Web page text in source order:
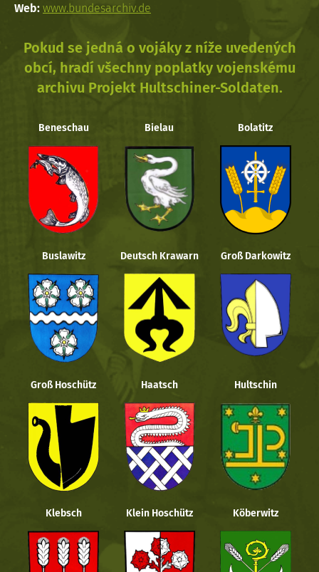
Web: www.bundesarchiv.de
Pokud se jedná o vojáky z níže uvedených
obcí, hradí všechny poplatky vojenskému
archivu Projekt Hultschiner-Soldaten.
Beneschau Bielau Bolatitz
Buslawitz Deutsch Krawarn Groß Darkowitz
Groß Hoschütz Haatsch Hultschin
Klebsch Klein Hoschütz Köberwitz